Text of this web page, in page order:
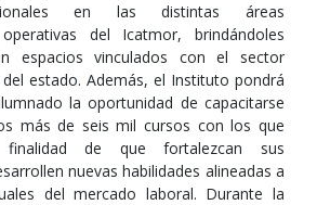
en las distintas áreas
del Icatmor, brindándoles
espacios vinculados con el sector
estado. Además, el Instituto pondrá
la oportunidad de capacitarse
más de seis mil cursos con los que
de que fortalezcan sus
nuevas habilidades alineadas a
del mercado laboral. Durante la